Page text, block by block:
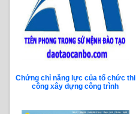
Chứng chỉ năng lực của tổ chức thi
công xây dựng công trình